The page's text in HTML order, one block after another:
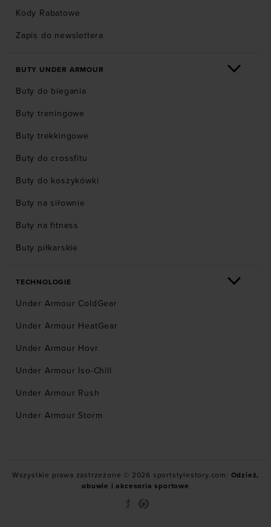
Kody Rabatowe
Zapis do newslettera
BUTY UNDER ARMOUR
Buty do biegania
Buty treningowe
Buty trekkingowe
Buty do crossfitu
Buty do koszykówki
Buty na siłownie
Buty na fitness
Buty piłkarskie
TECHNOLOGIE
Under Armour ColdGear
Under Armour HeatGear
Under Armour Hovr
Under Armour Iso-Chill
Under Armour Rush
Under Armour Storm
Wszystkie prawa zastrzeżone © 2026 sportstylestory.com: Odzież,
obuwie i akcesoria sportowe